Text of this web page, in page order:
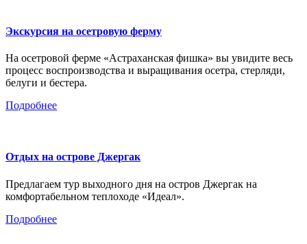
Экскурсия на осетровую ферму
На осетровой ферме «Астраханская фишка» вы увидите весь
процесс воспроизводства и выращивания осетра, стерляди,
белуги и бестера.
Подробнее
Отдых на острове Джергак
Предлагаем тур выходного дня на остров Джергак на
комфортабельном теплоходе «Идеал».
Подробнее